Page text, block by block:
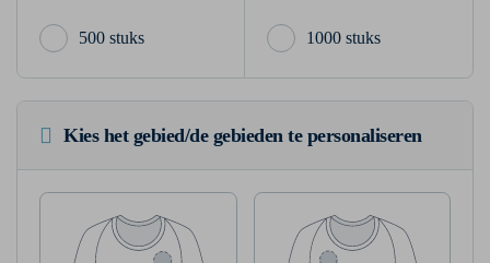
500 stuks 1000 stuks
Kies het gebied/de gebieden te personaliseren